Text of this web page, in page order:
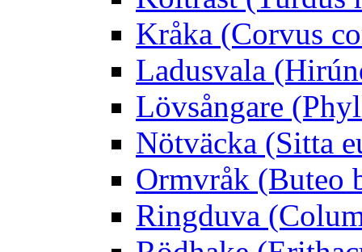
Kråka (Corvus
Ladusvala
Lövsångare
Nötväcka (Sitta
Ormvråk (Buteo
Ringduva